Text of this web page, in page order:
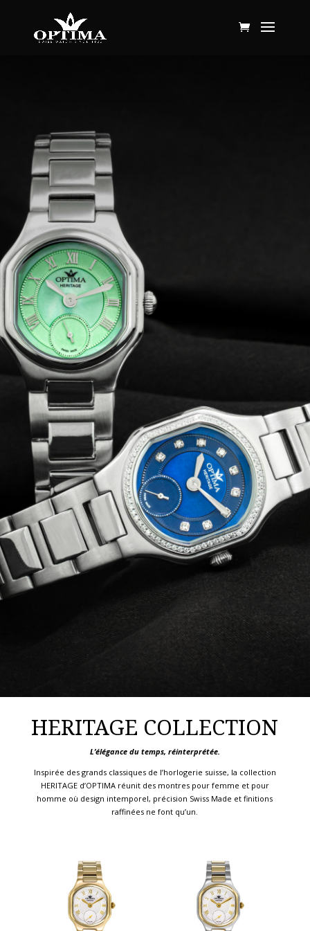
HERITAGE COLLECTION
L’élégance du temps, réinterprétée.
Inspirée des grands classiques de l’horlogerie suisse, la collection
HERITAGE d’OPTIMA réunit des montres pour femme et pour
homme où design intemporel, précision Swiss Made et finitions
raffinées ne font qu’un.